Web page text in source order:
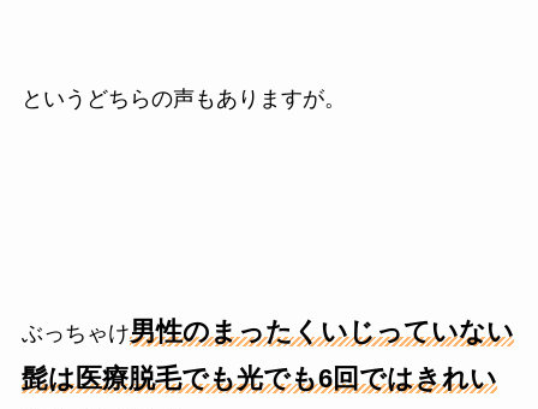
というどちらの声もありますが。
ぶっちゃけ男性のまったくいじっていない
髭は医療脱毛でも光でも6回ではきれい